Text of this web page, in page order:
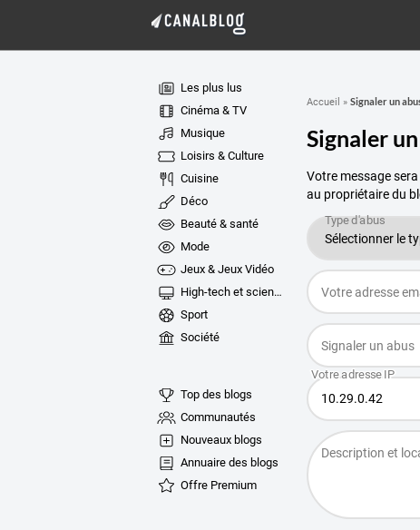
Les plus lus
Cinéma & TV
Musique
Loisirs & Culture
Cuisine
Déco
Beauté & santé
Mode
Jeux & Jeux Vidéo
High-tech et sciences
Sport
Société
Top des blogs
Communautés
Nouveaux blogs
Annuaire des blogs
Offre Premium
Accueil » Signaler un
Signaler
Votre message
au propriétaire du